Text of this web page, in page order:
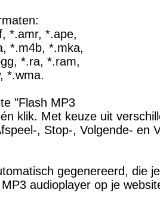
*.amr, *.ape,
*.m4b, *.mka,
*.ra, *.ram,
*.wma.
"Flash MP3
klik. Met keuze uit
, Stop-, Volgende- en
gegenereerd, die
audioplayer op je